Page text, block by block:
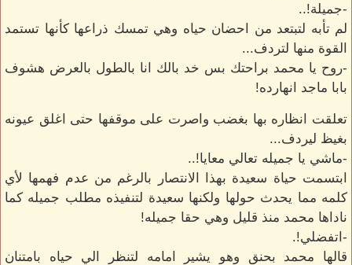
-جميلة!..
لم تأبه لتبتعد من احضان حياه وهي تمسك ذراعها كأنها تستمد
القوة منها لتردف...
-روح يا محمد براحتك بس خد بالك انا بالطول بالعرض هشوف
بابا ماجد انهارده!
تعلقت انظاره بها بغضب واصرت على موقفها حتى اغلق عيونه
بغيظ ليردف...
-ماشي يا جميله تعالي معايا!..
ابتسمت حياة سعيدة بهذا الانتصار بالرغم من عدم فهمها لأي
كلمه مما يحدث حولها ولكنها سعيدة لتنفيذه مطلب جميله كما
ناداها محمد منذ قليل وهي حقا جميله!
-اتفضلي!.
قالها محمد بحنق وهو يشير امامه لتنظر الي حياه بامتنان